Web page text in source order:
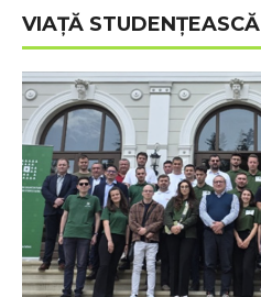
VIAȚĂ STUDENȚEASCĂ